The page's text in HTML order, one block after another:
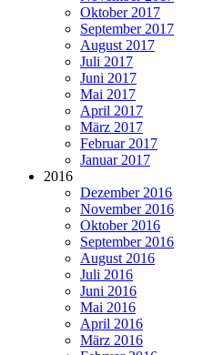
Oktober 2017
September 2017
August 2017
Juli 2017
Juni 2017
Mai 2017
April 2017
März 2017
Februar 2017
Januar 2017
2016
Dezember 2016
November 2016
Oktober 2016
September 2016
August 2016
Juli 2016
Juni 2016
Mai 2016
April 2016
März 2016